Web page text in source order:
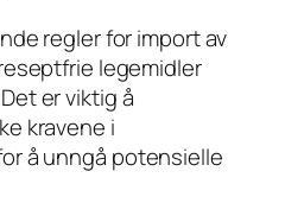
regler for import av
legemidler
er viktig å
kravene i
å unngå potensielle